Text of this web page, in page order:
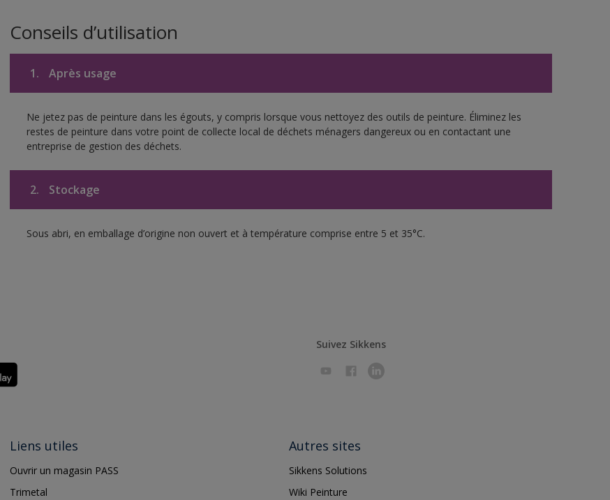
Conseils d’utilisation
1. Après usage
Ne jetez pas de peinture dans les égouts, y compris lorsque vous nettoyez des outils de peinture. Éliminez les
restes de peinture dans votre point de collecte local de déchets ménagers dangereux ou en contactant une
entreprise de gestion des déchets.
2. Stockage
Sous abri, en emballage d’origine non ouvert et à température comprise entre 5 et 35°C.
Suivez Sikkens
Liens utiles
Ouvrir un magasin PASS
Trimetal
Autres sites
Sikkens Solutions
Wiki Peinture